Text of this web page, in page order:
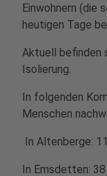
Einwohnern (die
heutigen Tage
Aktuell befinden
Isolierung.
In folgenden
Menschen
In Altenberge:
In Emsdetten: